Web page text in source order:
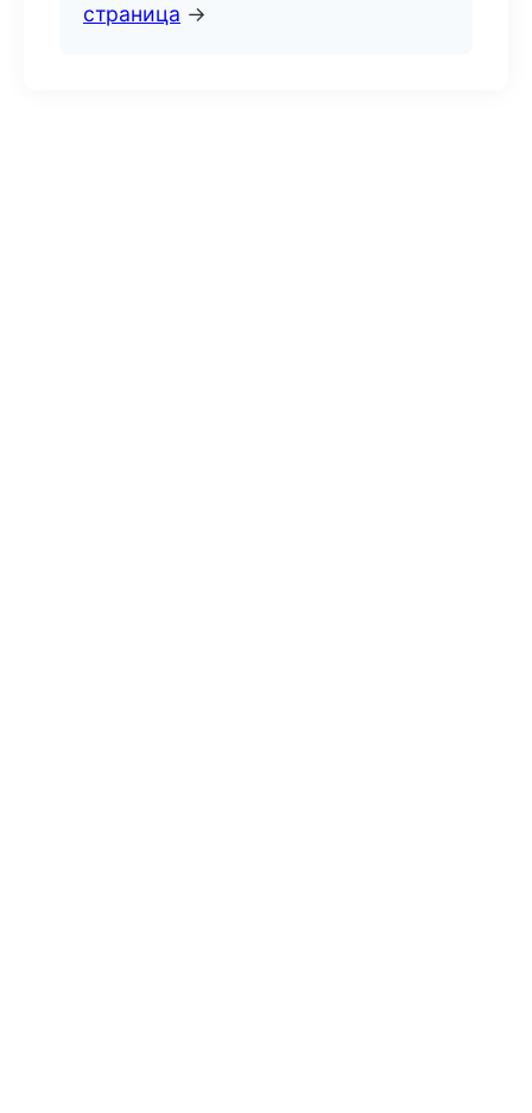
страница →